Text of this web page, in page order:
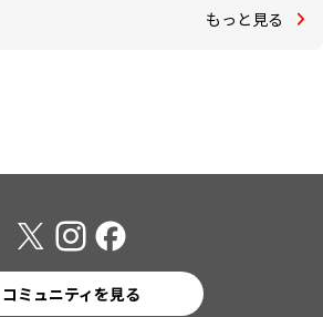
もっと見る
コミュニティを見る